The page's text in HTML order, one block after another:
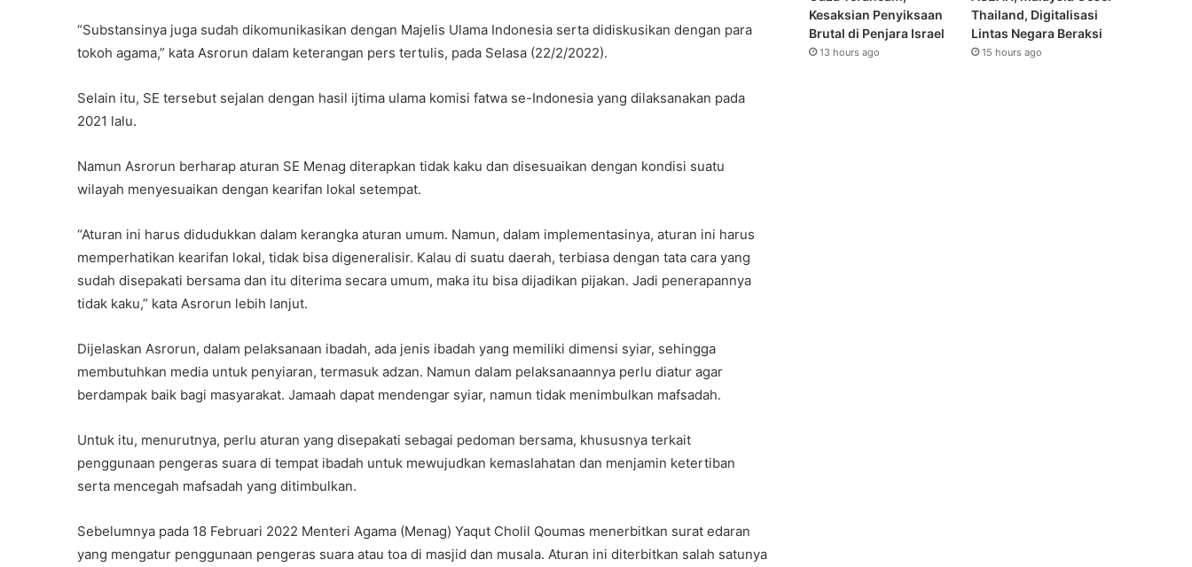
“Substansinya juga sudah dikomunikasikan dengan Majelis Ulama Indonesia serta didiskusikan dengan para
tokoh agama,” kata Asrorun dalam keterangan pers tertulis, pada Selasa (22/2/2022).
Selain itu, SE tersebut sejalan dengan hasil ijtima ulama komisi fatwa se-Indonesia yang dilaksanakan pada
2021 lalu.
Namun Asrorun berharap aturan SE Menag diterapkan tidak kaku dan disesuaikan dengan kondisi suatu
wilayah menyesuaikan dengan kearifan lokal setempat.
“Aturan ini harus didudukkan dalam kerangka aturan umum. Namun, dalam implementasinya, aturan ini harus
memperhatikan kearifan lokal, tidak bisa digeneralisir. Kalau di suatu daerah, terbiasa dengan tata cara yang
sudah disepakati bersama dan itu diterima secara umum, maka itu bisa dijadikan pijakan. Jadi penerapannya
tidak kaku,” kata Asrorun lebih lanjut.
Dijelaskan Asrorun, dalam pelaksanaan ibadah, ada jenis ibadah yang memiliki dimensi syiar, sehingga
membutuhkan media untuk penyiaran, termasuk adzan. Namun dalam pelaksanaannya perlu diatur agar
berdampak baik bagi masyarakat. Jamaah dapat mendengar syiar, namun tidak menimbulkan mafsadah.
Untuk itu, menurutnya, perlu aturan yang disepakati sebagai pedoman bersama, khususnya terkait
penggunaan pengeras suara di tempat ibadah untuk mewujudkan kemaslahatan dan menjamin ketertiban
serta mencegah mafsadah yang ditimbulkan.
Sebelumnya pada 18 Februari 2022 Menteri Agama (Menag) Yaqut Cholil Qoumas menerbitkan surat edaran
yang mengatur penggunaan pengeras suara atau toa di masjid dan musala. Aturan ini diterbitkan salah satunya
Kesaksian Penyiksaan
Brutal di Penjara Israel
13 hours ago
Thailand, Digitalisasi
Lintas Negara Beraksi
15 hours ago